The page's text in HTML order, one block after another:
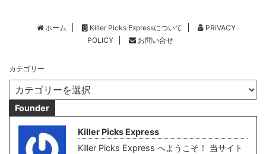
ホーム Killer Picks Expressについて
PRIVACY
POLICY
お問い合せ
カテゴリー
Founder
Killer Picks Express
Killer Picks Express へようこそ！ 当サイト